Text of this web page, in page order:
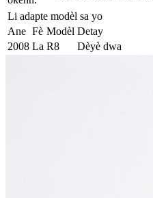
Li adapte modèl sa yo
Ane Fè Modèl Detay
2008 La R8 Dèyè dwa